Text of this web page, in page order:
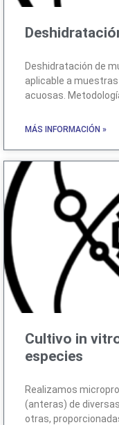
Deshidratación de
aplicable a
acuosas.
MÁS INFORMACIÓN »
Cultivo in
especies
Realizamos
(anteras) de
otras,